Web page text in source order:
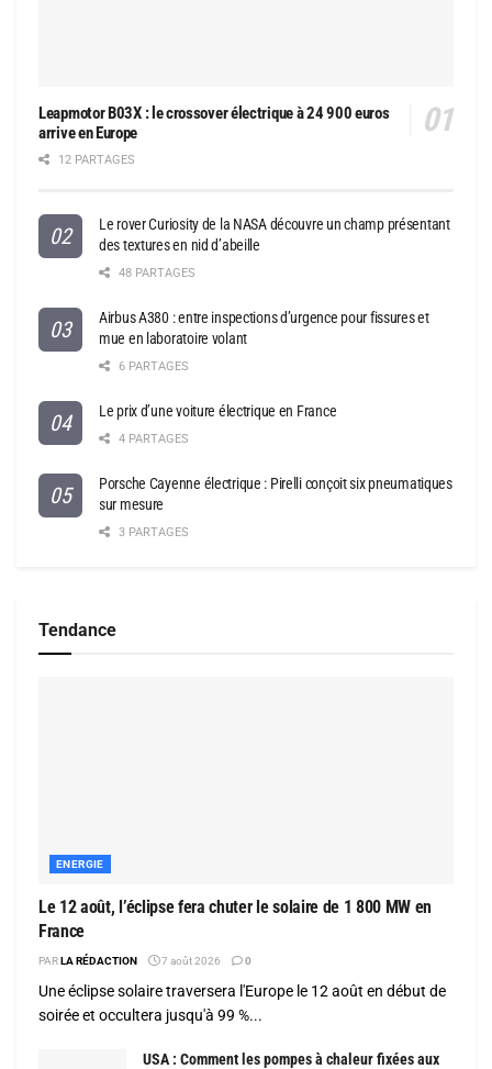
Leapmotor B03X : le crossover électrique à 24 900 euros
arrive en Europe
12 PARTAGES
Le rover Curiosity de la NASA découvre un champ présentant
des textures en nid d’abeille
48 PARTAGES
Airbus A380 : entre inspections d’urgence pour fissures et
mue en laboratoire volant
6 PARTAGES
Le prix d’une voiture électrique en France
4 PARTAGES
Porsche Cayenne électrique : Pirelli conçoit six pneumatiques
sur mesure
3 PARTAGES
Tendance
ENERGIE
Le 12 août, l’éclipse fera chuter le solaire de 1 800 MW en
France
PARLA RÉDACTION 7 août 2026 0
Une éclipse solaire traversera l'Europe le 12 août en début de
soirée et occultera jusqu'à 99 %...
USA : Comment les pompes à chaleur fixées aux